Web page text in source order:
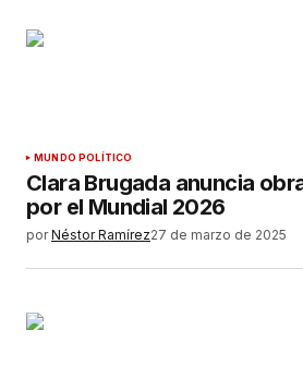
MUNDO POLÍTICO
Clara Brugada anuncia
por el Mundial 2026
por Néstor Ramírez27 de marzo de 2025